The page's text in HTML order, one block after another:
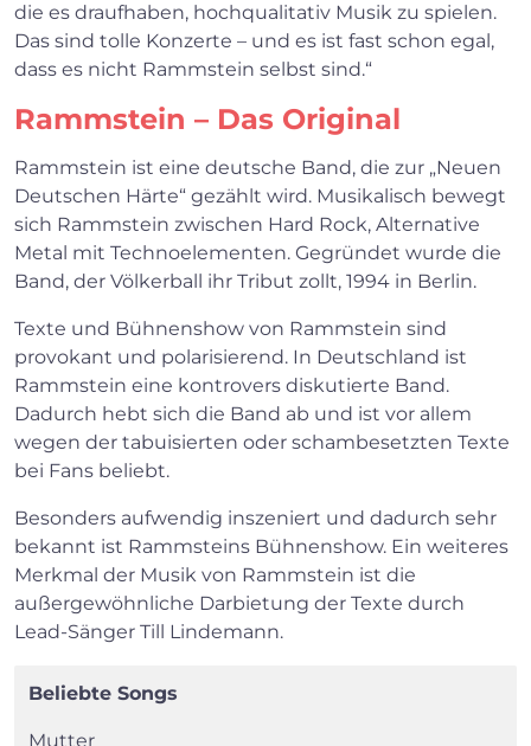
die es draufhaben, hochqualitativ Musik zu spielen.
Das sind tolle Konzerte – und es ist fast schon egal,
dass es nicht Rammstein selbst sind.“
Rammstein – Das Original
Rammstein ist eine deutsche Band, die zur „Neuen
Deutschen Härte“ gezählt wird. Musikalisch bewegt
sich Rammstein zwischen Hard Rock, Alternative
Metal mit Technoelementen. Gegründet wurde die
Band, der Völkerball ihr Tribut zollt, 1994 in Berlin.
Texte und Bühnenshow von Rammstein sind
provokant und polarisierend. In Deutschland ist
Rammstein eine kontrovers diskutierte Band.
Dadurch hebt sich die Band ab und ist vor allem
wegen der tabuisierten oder schambesetzten Texte
bei Fans beliebt.
Besonders aufwendig inszeniert und dadurch sehr
bekannt ist Rammsteins Bühnenshow. Ein weiteres
Merkmal der Musik von Rammstein ist die
außergewöhnliche Darbietung der Texte durch
Lead-Sänger Till Lindemann.
Beliebte Songs
Mutter